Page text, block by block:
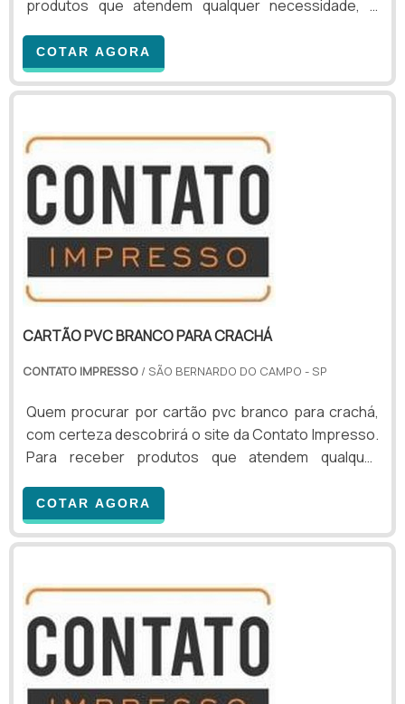
produtos que atendem qualquer necessidade, o
destaque por um bom suporte pré-venda e tenha
ampla experiência no ramo.Quando o tema é cartões
de acesso, com a equipe da Contato Impresso o
diversas opções de pagamento disponíveis.OUTRAS
INFORMAÇÕES SO...
COTAR AGORA
CARTÃO PVC BRANCO PARA CRACHÁ
CONTATO IMPRESSO / SÃO BERNARDO DO CAMPO - SP
Quem procurar por cartão pvc branco para crachá,
com certeza descobrirá o site da Contato Impresso.
Para receber produtos que atendem qualquer
organização que se destaque por um bom suporte
pré-venda e tenha ampla experiência no ramo.MAIS
INFORMAÇÕES SOBRE CARTÃO PVC BRANCO PARA
para crachá em uma empresa inovadora, chegará
até a Contato Impresso. É po...
COTAR AGORA